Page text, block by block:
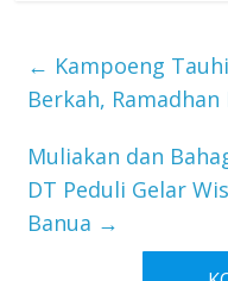
← Kampoeng
Berkah, Ramadhan
Muliakan dan
DT Peduli Gelar
Banua →